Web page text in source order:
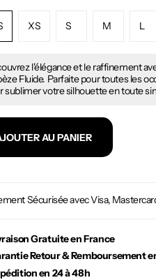
XS S M L
l'élégance et le raffinement
Fluide. Parfaite pour toutes les
sublimer votre silhouette en toute
AU PANIER
Sécurisée avec Visa,
Gratuite en France
Retour & Remboursement
en 24 à 48h